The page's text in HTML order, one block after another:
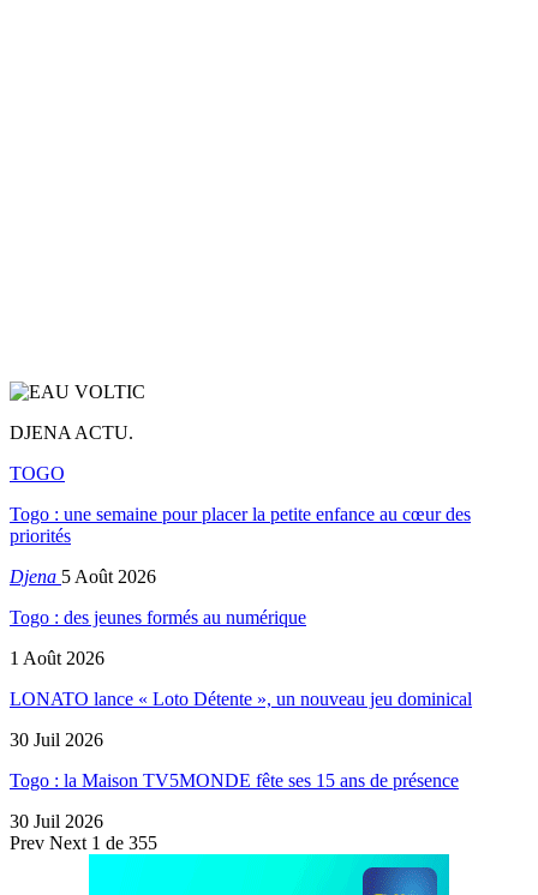
DJENA ACTU.
TOGO
Togo : une semaine pour placer la petite enfance au cœur des
priorités
Djena 5 Août 2026
Togo : des jeunes formés au numérique
1 Août 2026
LONATO lance « Loto Détente », un nouveau jeu dominical
30 Juil 2026
Togo : la Maison TV5MONDE fête ses 15 ans de présence
30 Juil 2026
Prev Next 1 de 355